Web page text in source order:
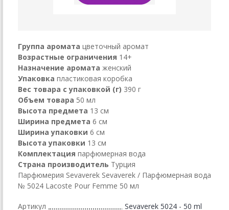
Группа аромата цветочный аромат
Возрастные ограничения 14+
Назначение аромата женский
Упаковка пластиковая коробка
Вес товара с упаковкой (г) 390 г
Объем товара 50 мл
Высота предмета 13 см
Ширина предмета 6 см
Ширина упаковки 6 см
Высота упаковки 13 см
Комплектация парфюмерная вода
Страна производитель Турция
Парфюмерия Sevaverek Sevaverek / Парфюмерная вода
№ 5024 Lacoste Pour Femme 50 мл
Артикул Sevaverek 5024 - 50 ml